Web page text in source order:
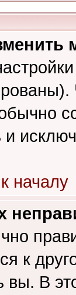
и
началу
к
вы. В